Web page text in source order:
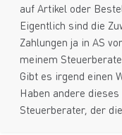
auf Artikel oder
Eigentlich sind die
Zahlungen ja in AS
meinem
Gibt es irgend einen
Haben andere
Steuerberater, der